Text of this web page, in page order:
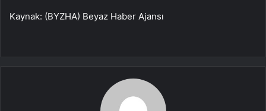
Kaynak: (BYZHA) Beyaz Haber Ajansı